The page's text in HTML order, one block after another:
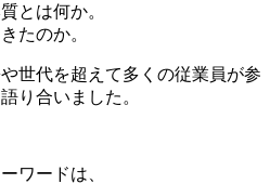
とは何か。
たのか。
世代を超えて多くの従業員が参
り合いました。
ワードは、